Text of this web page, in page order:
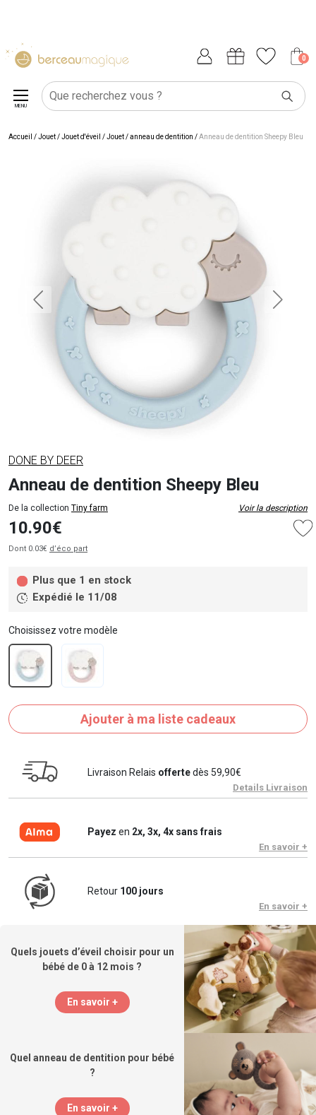
0
MENU
Accueil /Jouet/Jouet d'éveil /Jouet / anneau de dentition /Anneau de dentition Sheepy Bleu
DONE BY DEER
Anneau de dentition Sheepy Bleu
De la collection Tiny farm Voir la description
10.90€
Dont 0.03€ d’éco part
Plus que 1 en stock
Expédié le 11/08
Choisissez votre modèle
Ajouter à ma liste cadeaux
Livraison Relais offertedès 59,90€
Details Livraison
Payez en 2x, 3x, 4x sans frais
En savoir +
Retour 100 jours
En savoir +
Quels jouets d’éveil choisir pour un
bébé de 0 à 12 mois ?
En savoir +
Quel anneau de dentition pour bébé
?
En savoir +